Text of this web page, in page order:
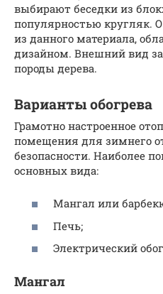
выбирают беседки из
популярностью кругляк.
из данного материала,
дизайном. Внешний вид
породы дерева.
Варианты обогрева
Грамотно настроенное
помещения для зимнего
безопасности. Наиболее
основных вида:
Мангал или
Печь;
Электрический
Мангал